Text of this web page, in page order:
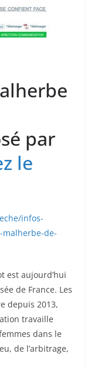
par
le
infos-
de-
est aujourd’hui
de France. Les
depuis 2013,
travaille
dans le
de l’arbitrage,